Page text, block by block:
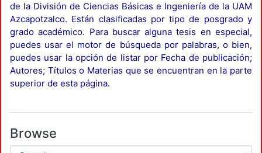
de la División de Ciencias Básicas e Ingeniería de la UAM
Azcapotzalco. Están clasificadas por tipo de posgrado y
grado académico. Para buscar alguna tesis en especial,
puedes usar el motor de búsqueda por palabras, o bien,
puedes usar la opción de listar por Fecha de publicación;
Autores; Títulos o Materias que se encuentran en la parte
superior de esta página.
Browse